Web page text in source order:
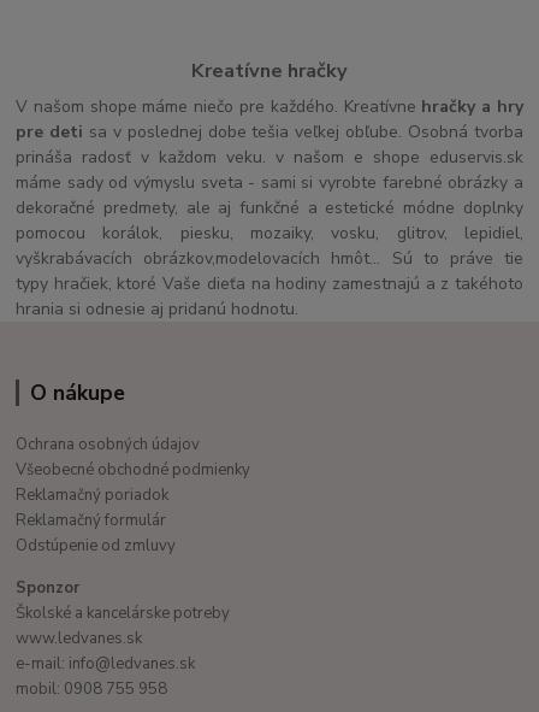
Kreatívne hračky
V našom shope máme niečo pre každého. Kreatívne hračky a hry
pre deti sa v poslednej dobe tešia veľkej obľube. Osobná tvorba
prináša radosť v každom veku. v našom e shope eduservis.sk
máme sady od výmyslu sveta - sami si vyrobte farebné obrázky a
dekoračné predmety, ale aj funkčné a estetické módne doplnky
pomocou korálok, piesku, mozaiky, vosku, glitrov, lepidiel,
vyškrabávacích obrázkov,modelovacích hmôt... Sú to práve tie
typy hračiek, ktoré Vaše dieťa na hodiny zamestnajú a z takéhoto
hrania si odnesie aj pridanú hodnotu.
O nákupe
Ochrana osobných údajov
Všeobecné obchodné podmienky
Reklamačný poriadok
Reklamačný formulár
Odstúpenie od zmluvy
Sponzor
Školské a kancelárske potreby
www.ledvanes.sk
e-mail: info@ledvanes.sk
mobil: 0908 755 958